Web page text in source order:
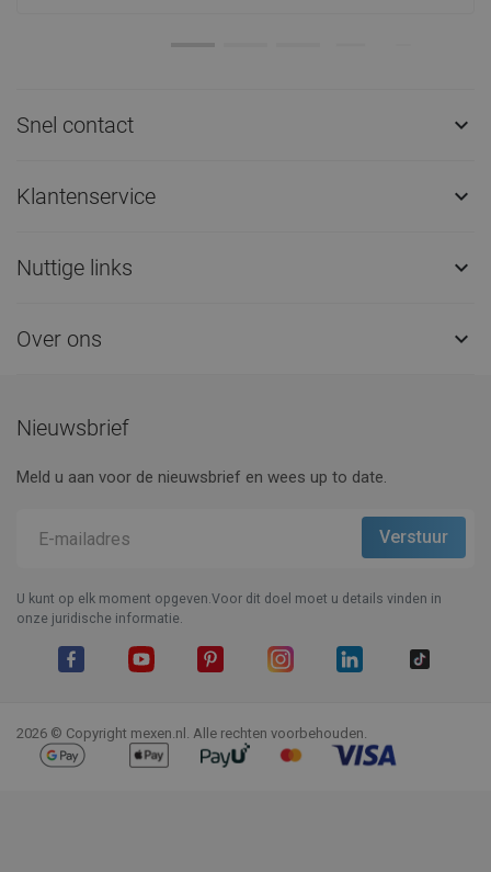
Snel contact 
Klantenservice 
Nuttige links 
Over ons 
Nieuwsbrief
Meld u aan voor de nieuwsbrief en wees up to date.
U kunt op elk moment opgeven.Voor dit doel moet u details vinden in
onze juridische informatie.
2026 © Copyright mexen.nl. Alle rechten voorbehouden.